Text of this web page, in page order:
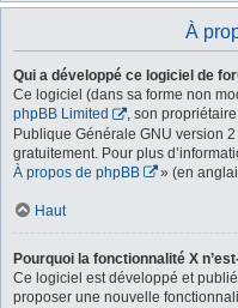
À
Qui a développé ce logiciel de
Ce logiciel (dans sa forme non
phpBB Limited
, son
Publique Générale GNU version
gratuitement. Pour plus
À propos de phpBB
» (en
Haut
Pourquoi la fonctionnalité X
Ce logiciel est développé et
proposer une nouvelle